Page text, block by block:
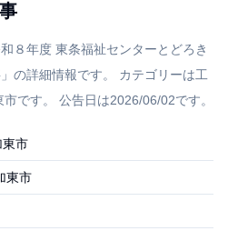
８年度 東条福祉センターとどろき
の詳細情報です。 カテゴリーは工
です。 公告日は2026/06/02です。
東市
東市